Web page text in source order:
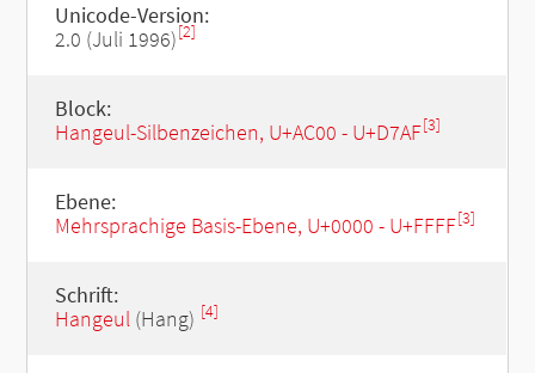
Unicode-Version:
2.0 (Juli 1996)[2]
Block:
Hangeul-Silbenzeichen, U+AC00 - U+D7AF[3]
Ebene:
Mehrsprachige Basis-Ebene, U+0000 - U+FFFF[3]
Schrift:
Hangeul(Hang) [4]